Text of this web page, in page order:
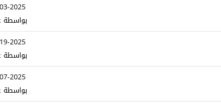
2025
بواسطة
2025
بواسطة
2025
بواسطة